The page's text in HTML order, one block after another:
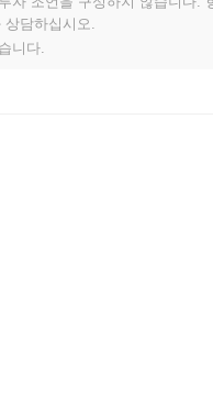
암호화폐 시장을 앞질렀습니다.
담하십시오.
니다.